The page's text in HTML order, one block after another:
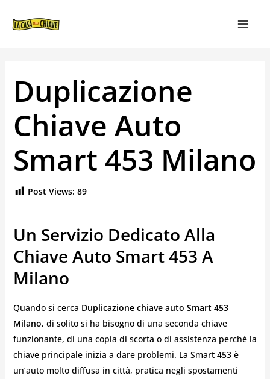
Duplicazione
Chiave Auto
Smart 453 Milano
Post Views: 89
Un Servizio Dedicato Alla
Chiave Auto Smart 453 A
Milano
Quando si cerca Duplicazione chiave auto Smart 453
Milano, di solito si ha bisogno di una seconda chiave
funzionante, di una copia di scorta o di assistenza perché la
chiave principale inizia a dare problemi. La Smart 453 è
un’auto molto diffusa in città, pratica negli spostamenti
ARTICOLI